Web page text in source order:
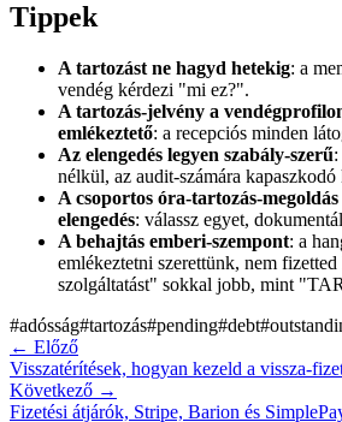
Tippek
A tartozást ne hagyd hetekig: a
vendég kérdezi "mi ez?".
A tartozás-jelvény a
emlékeztető: a recepciós minden
Az elengedés legyen szabály-szerű
nélkül, az audit-számára kapaszkodó
A csoportos óra-tartozás-
elengedés: válassz egyet,
A behajtás emberi-szempont: a
emlékeztetni szerettünk, nem
szolgáltatást" sokkal jobb, mint
#adósság#tartozás#pending#debt#
← Előző
Visszatérítések, hogyan kezeld a vissza-
Következő →
Fizetési átjárók, Stripe, Barion és